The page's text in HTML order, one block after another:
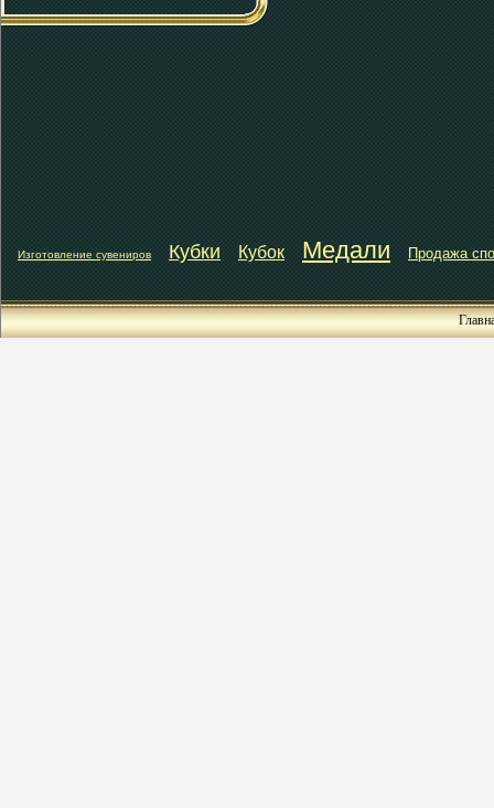
Изготовление сувениров Кубки Кубок Медали Продажа